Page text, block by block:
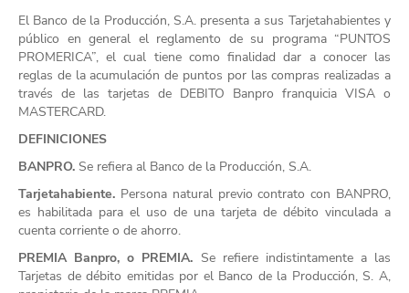
El Banco de la Producción, S.A. presenta a sus Tarjetahabientes y
público en general el reglamento de su programa “PUNTOS
PROMERICA”, el cual tiene como finalidad dar a conocer las
reglas de la acumulación de puntos por las compras realizadas a
través de las tarjetas de DEBITO Banpro franquicia VISA o
MASTERCARD.
DEFINICIONES
BANPRO. Se refiera al Banco de la Producción, S.A.
Tarjetahabiente. Persona natural previo contrato con BANPRO,
es habilitada para el uso de una tarjeta de débito vinculada a
cuenta corriente o de ahorro.
PREMIA Banpro, o PREMIA. Se refiere indistintamente a las
Tarjetas de débito emitidas por el Banco de la Producción, S. A,